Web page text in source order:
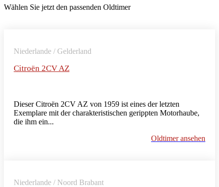
Wählen Sie jetzt den passenden Oldtimer
Niederlande / Gelderland
Citroën 2CV AZ
Dieser Citroën 2CV AZ von 1959 ist eines der letzten
Exemplare mit der charakteristischen gerippten Motorhaube,
die ihm ein...
Oldtimer ansehen
Niederlande / Noord Brabant